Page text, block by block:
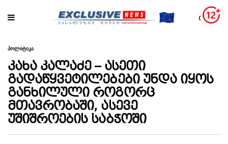
პოლიტიკა
კახა კალაძე – ასეთი
გადაწყვეტილებები უნდა იყოს
განხილული როგორც
მთავრობაში, ასევე
უშიშროების საბჭოში